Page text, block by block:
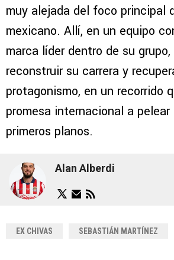
muy alejada del foco principal
mexicano. Allí, en un equipo
marca líder dentro de su
reconstruir su carrera y
protagonismo, en un recorrido
promesa internacional a
primeros planos.
Alan Alberdi
EX CHIVAS SEBASTIÁN MARTÍNEZ